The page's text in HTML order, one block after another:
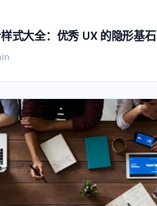
式大全：优秀 UX 的隐形基石